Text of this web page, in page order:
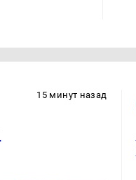
15 минут назад